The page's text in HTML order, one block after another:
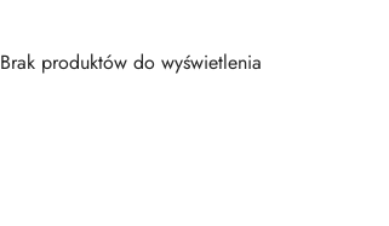
Brak produktów do wyświetlenia